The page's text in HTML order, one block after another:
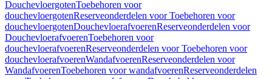
DouchevloergotenToebehoren voor
douchevloergotenReserveonderdelen voor Toebehoren voor
douchevloergotenDouchevloerafvoerenReserveonderdelen voor
DouchevloerafvoerenToebehoren voor
douchevloerafvoerenReserveonderdelen voor Toebehoren voor
douchevloerafvoerenWandafvoerenReserveonderdelen voor
WandafvoerenToebehoren voor wandafvoerenReserveonderdelen